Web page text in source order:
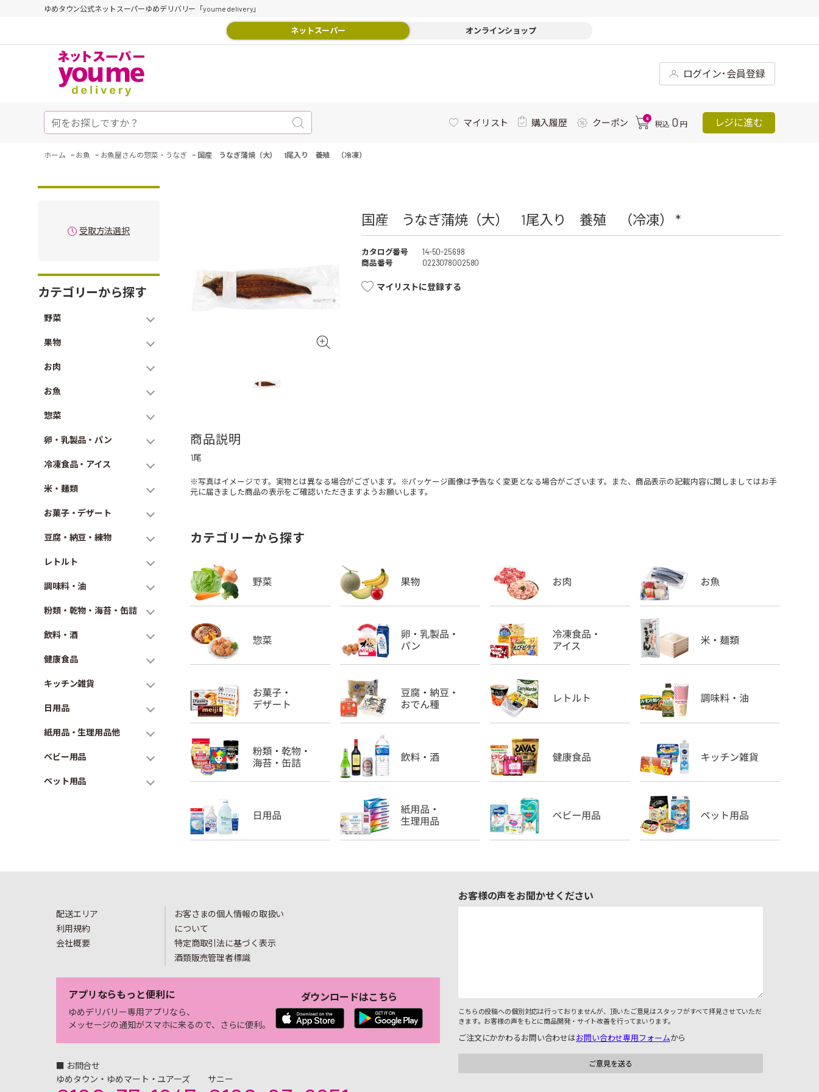
ゆめタウン公式ネットスーパーゆめデリバリー「youme delivery」
ネットスーパー オンラインショップ
ログイン･会員登録
マイリスト 購入履歴 クーポン 0
税込 0 円 レジに進む
ホーム - お魚 - お魚屋さんの惣菜・うなぎ - 国産 うなぎ蒲焼（大） 1尾入り 養殖 （冷凍）
受取方法選択
カテゴリーから探す
野菜
果物
お肉
お魚
惣菜
卵・乳製品・パン
冷凍食品・アイス
米・麺類
お菓子・デザート
豆腐・納豆・練物
レトルト
調味料・油
粉類・乾物・海苔・缶詰
飲料・酒
健康食品
キッチン雑貨
日用品
紙用品・生理用品他
ベビー用品
ペット用品
国産 うなぎ蒲焼（大） 1尾入り 養殖 （冷凍） *
カタログ番号
14-50-25698
商品番号
0223078002580
マイリストに登録する
商品説明
1尾
※写真はイメージです。実物とは異なる場合がございます。※パッケージ画像は予告なく変更となる場合がございます。また、商品表示の記載内容に関しましてはお手
元に届きました商品の表示をご確認いただきますようお願いします。
カテゴリーから探す
配送エリア
利用規約
会社概要
お客さまの個人情報の取扱い
について
特定商取引法に基づく表示
酒類販売管理者標識
アプリならもっと便利に
ゆめデリバリー専用アプリなら、
メッセージの通知がスマホに来るので、さらに便利。
ダウンロードはこちら
■ お問合せ
ゆめタウン・ゆめマート・ユアーズ
サニー
お客様の声をお聞かせください
こちらの投稿への個別対応は行っておりませんが、頂いたご意見はスタッフがすべて拝見させていただ
きます。お客様の声をもとに商品開発・サイト改善を行ってまいります。
ご注文にかかわるお問い合わせはお問い合わせ専用フォームから